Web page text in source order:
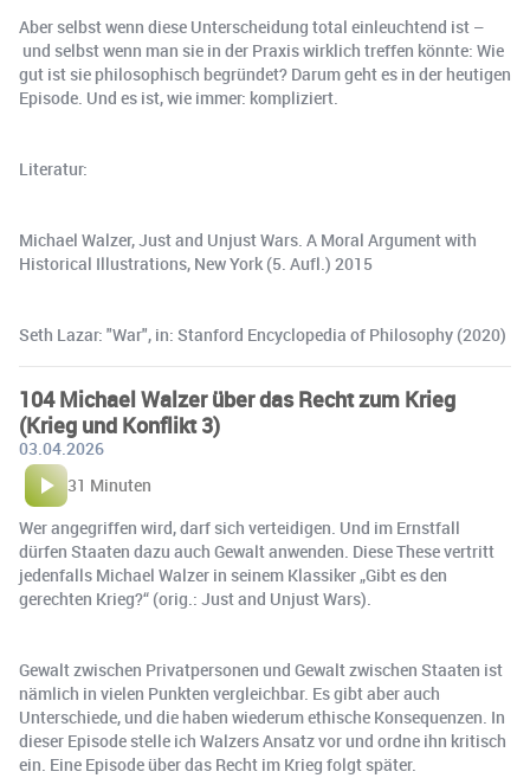
Aber selbst wenn diese Unterscheidung total einleuchtend ist –
und selbst wenn man sie in der Praxis wirklich treffen könnte: Wie
gut ist sie philosophisch begründet? Darum geht es in der heutigen
Episode. Und es ist, wie immer: kompliziert.
Literatur:
Michael Walzer, Just and Unjust Wars. A Moral Argument with
Historical Illustrations, New York (5. Aufl.) 2015
Seth Lazar: "War", in: Stanford Encyclopedia of Philosophy (2020)
104 Michael Walzer über das Recht zum Krieg
(Krieg und Konflikt 3)
03.04.2026
31 Minuten
Wer angegriffen wird, darf sich verteidigen. Und im Ernstfall
dürfen Staaten dazu auch Gewalt anwenden. Diese These vertritt
jedenfalls Michael Walzer in seinem Klassiker „Gibt es den
gerechten Krieg?“ (orig.: Just and Unjust Wars).
Gewalt zwischen Privatpersonen und Gewalt zwischen Staaten ist
nämlich in vielen Punkten vergleichbar. Es gibt aber auch
Unterschiede, und die haben wiederum ethische Konsequenzen. In
dieser Episode stelle ich Walzers Ansatz vor und ordne ihn kritisch
ein. Eine Episode über das Recht im Krieg folgt später.